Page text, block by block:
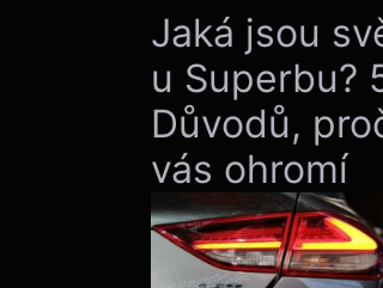
Jaká jsou
u Superbu?
Důvodů,
vás ohromí